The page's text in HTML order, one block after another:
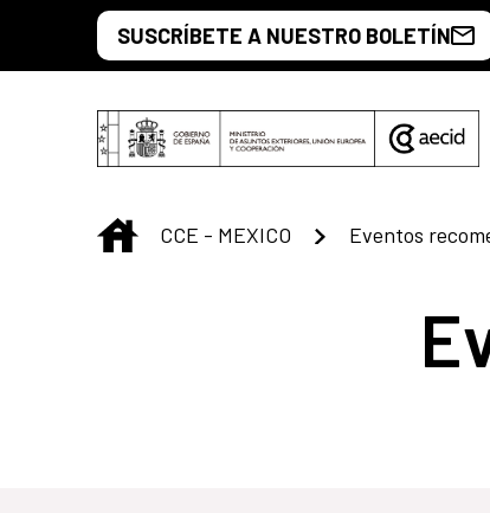
Saltar al contenido principal
SUSCRÍBETE A NUESTRO BOLETÍN
INICIO
CCE - MEXICO Eventos